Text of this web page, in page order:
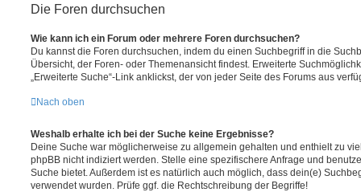
Die Foren durchsuchen
Wie kann ich ein Forum oder mehrere Foren durchsuchen?
Du kannst die Foren durchsuchen, indem du einen Suchbegriff in die
Übersicht, der Foren- oder Themenansicht findest. Erweiterte
„Erweiterte Suche“-Link anklickst, der von jeder Seite des Forums aus
Nach oben
Weshalb erhalte ich bei der Suche keine Ergebnisse?
Deine Suche war möglicherweise zu allgemein gehalten und enthielt zu
phpBB nicht indiziert werden. Stelle eine spezifischere Anfrage und
Suche bietet. Außerdem ist es natürlich auch möglich, dass dein(e)
verwendet wurden. Prüfe ggf. die Rechtschreibung der Begriffe!